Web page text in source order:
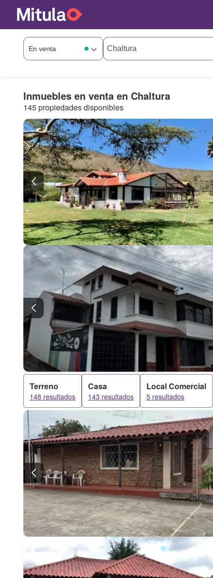
Inmuebles en venta en Chaltura
145 propiedades disponibles
Terreno
148 resultados
Casa
143 resultados
Local Comercial
5 resultados